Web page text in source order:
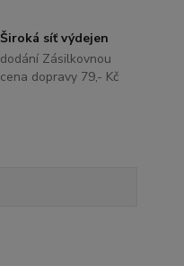
Široká síť výdejen
dodání Zásilkovnou
cena dopravy 79,- Kč